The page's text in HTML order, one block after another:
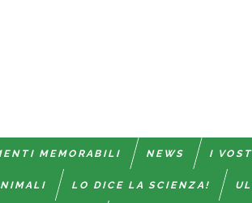
MEMORABILI NEWS I
LO DICE LA SCIENZA!